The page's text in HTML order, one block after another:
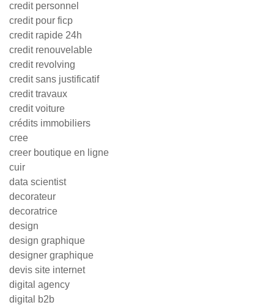
credit personnel
credit pour ficp
credit rapide 24h
credit renouvelable
credit revolving
credit sans justificatif
credit travaux
credit voiture
crédits immobiliers
cree
creer boutique en ligne
cuir
data scientist
decorateur
decoratrice
design
design graphique
designer graphique
devis site internet
digital agency
digital b2b